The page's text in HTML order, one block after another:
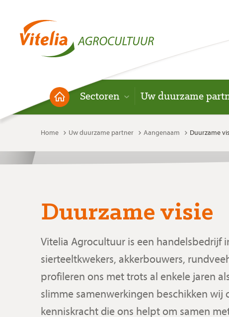
Sectoren Uw duurzame
Home Uw duurzame partner Aangenaam Duurzame
Duurzame visie
Vitelia Agrocultuur is een handelsbedrijf
sierteeltkwekers, akkerbouwers,
profileren ons met trots al enkele jaren
slimme samenwerkingen beschikken wij
kenniskracht die ons helpt om samen